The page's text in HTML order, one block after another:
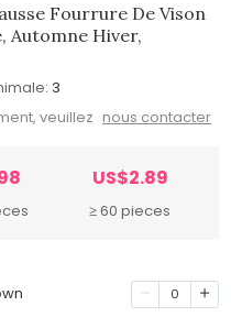
Fourrure De Vison
Automne Hiver,
3
veuillez nous contacter
US$2.89
≥ 60 pieces
0